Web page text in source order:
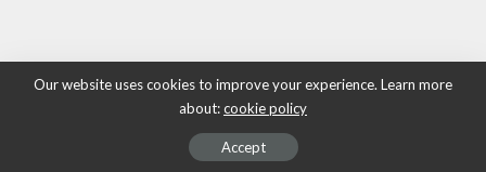
Our website uses cookies to improve your experience. Learn more
about:cookie policy
Accept